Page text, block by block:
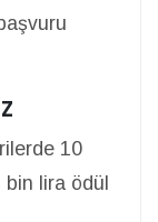
10
lira ödül